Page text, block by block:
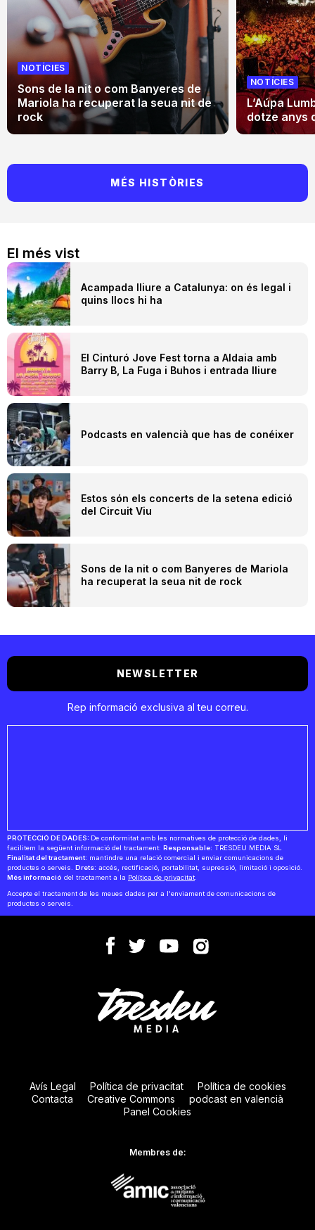
El més vist
Acampada lliure a Catalunya: on és legal i
quins llocs hi ha
El Cinturó Jove Fest torna a Aldaia amb
Barry B, La Fuga i Buhos i entrada lliure
Podcasts en valencià que has de conéixer
Estos són els concerts de la setena edició
del Circuit Viu
Sons de la nit o com Banyeres de Mariola
ha recuperat la seua nit de rock
NOTÍCIES
Sons de la nit o com Banyeres de
Mariola ha recuperat la seua nit de
rock
NOTÍCIES
L’Aúpa
dotze anys
MÉS HISTÒRIES
NEWSLETTER
Rep informació exclusiva al teu correu.
PROTECCIÓ DE DADES: De conformitat amb les normatives de protecció de dades, li
facilitem la següent informació del tractament: Responsable: TRESDEU MEDIA SL
Finalitat del tractament: mantindre una relació comercial i enviar comunicacions de
productes o serveis. Drets: accés, rectificació, portabilitat, supressió, limitació i oposició.
Més informació del tractament a la Política de privacitat
Accepte el tractament de les meues dades per a l'enviament de comunicacions de
productes o serveis.
Avís Legal Política de privacitat
Política de cookies
Contacta
Creative Commons
podcast en valencià
Panel Cookies
Membres de: